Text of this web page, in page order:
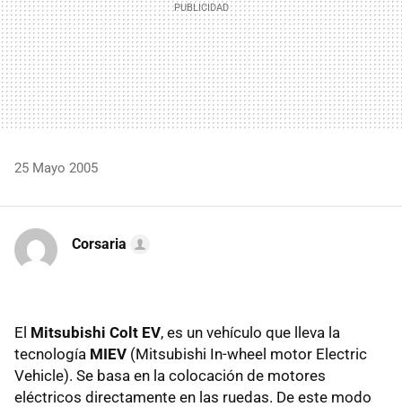
25 Mayo 2005
Corsaria
El Mitsubishi Colt EV, es un vehículo que lleva la
tecnología MIEV (Mitsubishi In-wheel motor Electric
Vehicle). Se basa en la colocación de motores
eléctricos directamente en las ruedas. De este modo